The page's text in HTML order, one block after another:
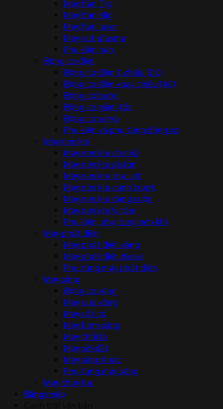
Máy hàn Tig
Máy hàn Mig
Máy hàn laser
Máy cut plasma
Phụ kiện hàn
Động cơ điện
Động cơ điện 1 chiều (DC)
Động cơ điện xoay chiều (AC)
Động cơ bước
Động cơ giảm tốc
Động cơ servo
Phụ kiện và phụ tùng động cơ
Máy nén khí
Máy nén khí cỡ nhỏ
Máy nén khí piston
Máy nén khí trục vít
Máy nén khí cánh trượt
Máy nén khí dạng cuộn
Máy nén khí ly tâm
Phụ kiện, phụ tùng nén khí
Máy phát điện
Máy phát điện xăng
Máy phát điện diesel
Phụ tùng máy phát điện
Máy xăng
Động cơ xăng
Máy cưa xăng
Máy cắt cỏ
Máy bơm xăng
Máy thổi lá
Máy xới đất
Máy xăng khác
Phụ tùng máy xăng
Máy thủy lực
Đăng nhập